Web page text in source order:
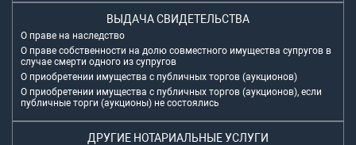
ВЫДАЧА СВИДЕТЕЛЬСТВА
О праве на наследство
О праве собственности на долю совместного имущества супругов в
случае смерти одного из супругов
О приобретении имущества с публичных торгов (аукционов)
О приобретении имущества с публичных торгов (аукционов), если
публичные торги (аукционы) не состоялись
ДРУГИЕ НОТАРИАЛЬНЫЕ УСЛУГИ